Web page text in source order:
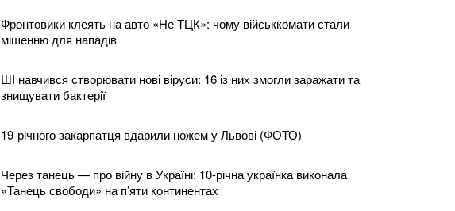
Фронтовики клеять на авто «Не ТЦК»: чому військкомати стали
мішенню для нападів
ШІ навчився створювати нові віруси: 16 із них змогли заражати та
знищувати бактерії
19-річного закарпатця вдарили ножем у Львові (ФОТО)
Через танець — про війну в Україні: 10-річна українка виконала
«Танець свободи» на п’яти континентах